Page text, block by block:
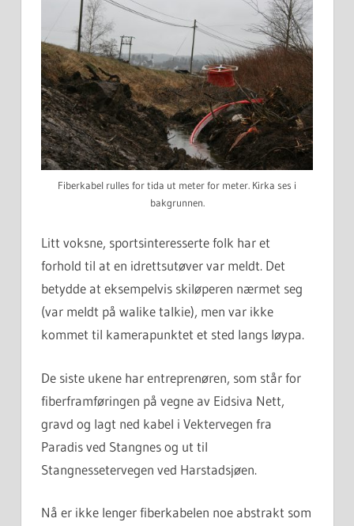
Fiberkabel rulles for tida ut meter for meter. Kirka ses i
bakgrunnen.
Litt voksne, sportsinteresserte folk har et
forhold til at en idrettsutøver var meldt. Det
betydde at eksempelvis skiløperen nærmet seg
(var meldt på walike talkie), men var ikke
kommet til kamerapunktet et sted langs løypa.
De siste ukene har entreprenøren, som står for
fiberframføringen på vegne av Eidsiva Nett,
gravd og lagt ned kabel i Vektervegen fra
Paradis ved Stangnes og ut til
Stangnessetervegen ved Harstadsjøen.
Nå er ikke lenger fiberkabelen noe abstrakt som